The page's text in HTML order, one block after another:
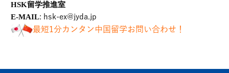
HSK留学推進室
E-MAIL: hsk-ex@jyda.jp
最短1分カンタン中国留学お問い合わせ！